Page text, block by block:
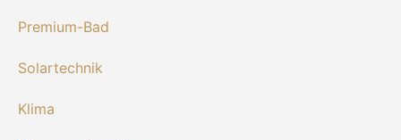
Premium-Bad
Solartechnik
Klima